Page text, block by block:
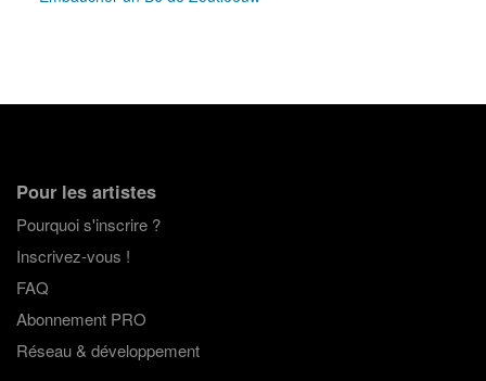
Pour les artistes
Pourquoi s'inscrire ?
Inscrivez-vous !
FAQ
Abonnement PRO
Réseau & développement